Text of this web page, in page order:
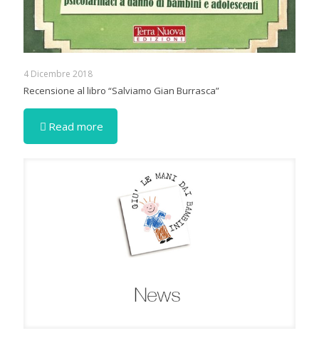
4 Dicembre 2018
Recensione al libro “Salviamo Gian Burrasca”
Read more